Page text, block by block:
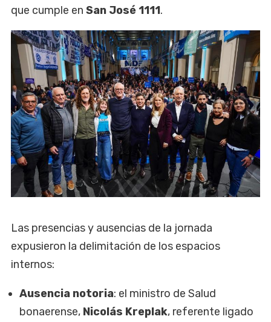
que cumple en San José 1111.
Las presencias y ausencias de la jornada
expusieron la delimitación de los espacios
internos:
Ausencia notoria: el ministro de Salud
bonaerense, Nicolás Kreplak, referente ligado